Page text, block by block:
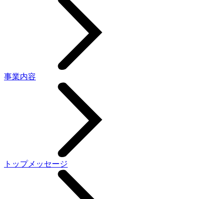
事業内容
トップメッセージ